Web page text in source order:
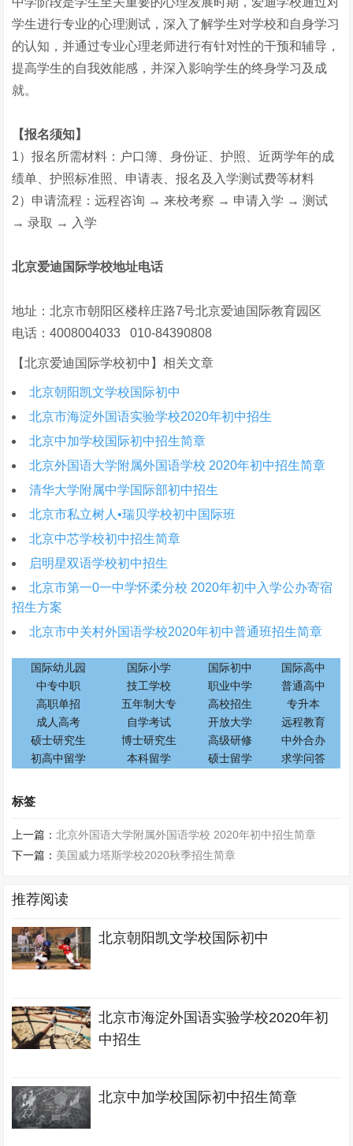
学生进行专业的心理测试，深入了解学生对学校和自身学习
的认知，并通过专业心理老师进行有针对性的干预和辅导，
提高学生的自我效能感，并深入影响学生的终身学习及成
就。
【报名须知】
1）报名所需材料：户口簿、身份证、护照、近两学年的成
绩单、护照标准照、申请表、报名及入学测试费等材料
2）申请流程：远程咨询 → 来校考察 → 申请入学 → 测试
→ 录取 → 入学
北京爱迪国际学校地址电话
地址：北京市朝阳区楼梓庄路7号北京爱迪国际教育园区
电话：4008004033 010-84390808
【北京爱迪国际学校初中】相关文章
北京朝阳凯文学校国际初中
北京市海淀外国语实验学校2020年初中招生
北京中加学校国际初中招生简章
北京外国语大学附属外国语学校 2020年初中招生简章
清华大学附属中学国际部初中招生
北京市私立树人•瑞贝学校初中国际班
北京中芯学校初中招生简章
启明星双语学校​初中招生
北京市第一0一中学怀柔分校 2020年初中入学公办寄宿
招生方案
北京市中关村外国语学校2020年初中普通班招生简章
国际幼儿园 国际小学 国际初中
国际高中
中专中职
技工学校 职业中学
普通高中
高职单招
五年制大专 高校招生
专升本
成人高考
自学考试 开放大学
远程教育
硕士研究生
博士研究生 高级研修
中外合办
初高中留学
本科留学 硕士留学 求学问答
标签
上一篇：北京外国语大学附属外国语学校 2020年初中招生简章
下一篇： 美国威力塔斯学校2020秋季招生简章
推荐阅读
北京朝阳凯文学校国际初中
北京市海淀外国语实验学校2020年初
中招生
北京中加学校国际初中招生简章